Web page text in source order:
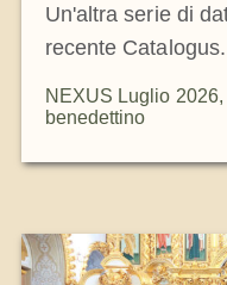
Un'altra serie di
recente Catalogus.
NEXUS Luglio 2026,
benedettino